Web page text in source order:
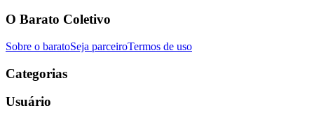
O Barato Coletivo
Sobre o baratoSeja parceiroTermos de uso
Categorias
Usuário